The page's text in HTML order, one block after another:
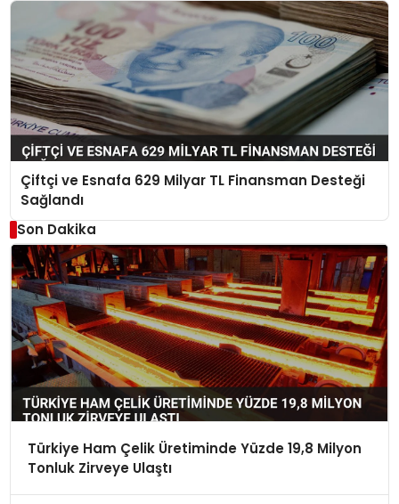
Çiftçi ve Esnafa 629 Milyar TL Finansman Desteği
Sağlandı
Son Dakika
Türkiye Ham Çelik Üretiminde Yüzde 19,8 Milyon
Tonluk Zirveye Ulaştı